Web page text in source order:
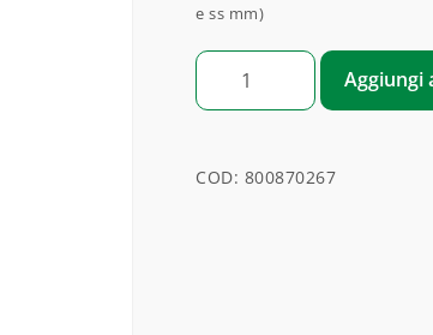
e ss mm)
MU 5 quantità
Aggiungi
COD: 800870267